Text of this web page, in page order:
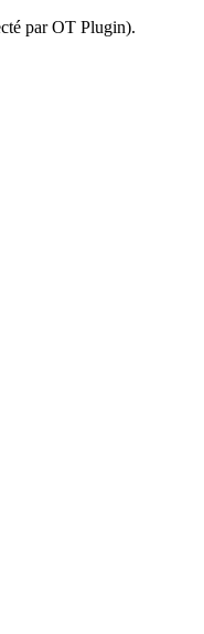
par OT Plugin).